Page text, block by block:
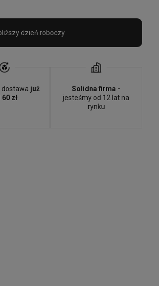
dzień roboczy.
dostawa już
zł
Solidna firma -
jesteśmy od 12 lat na
rynku